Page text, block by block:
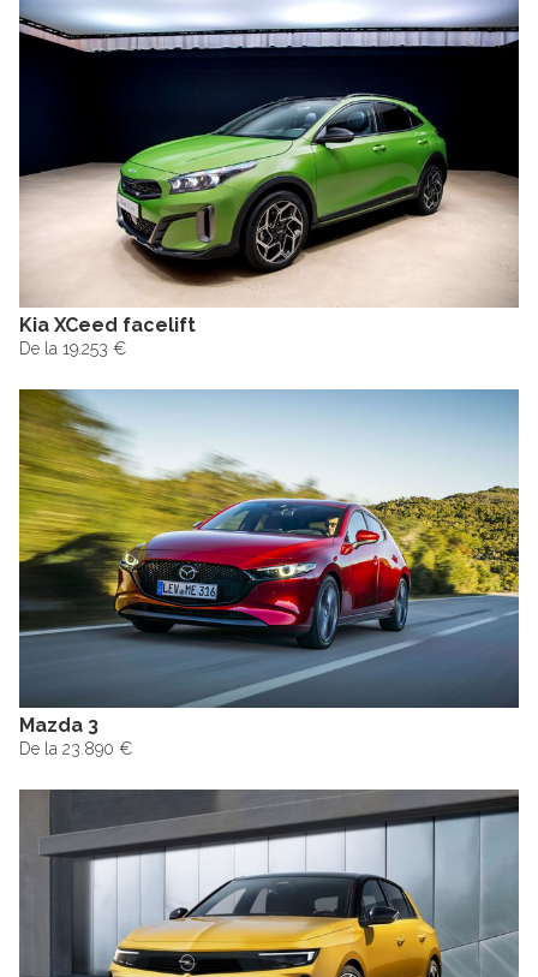
Kia XCeed facelift
De la 19.253 €
Mazda 3
De la 23.890 €